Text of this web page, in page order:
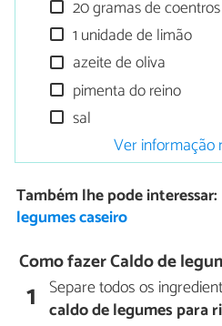
20 gramas de
1 unidade de limão
azeite de oliva
pimenta do reino
sal
Ver informação
Também lhe pode interessar:
legumes caseiro
Como fazer Caldo de
1 Separe todos os
caldo de legumes para